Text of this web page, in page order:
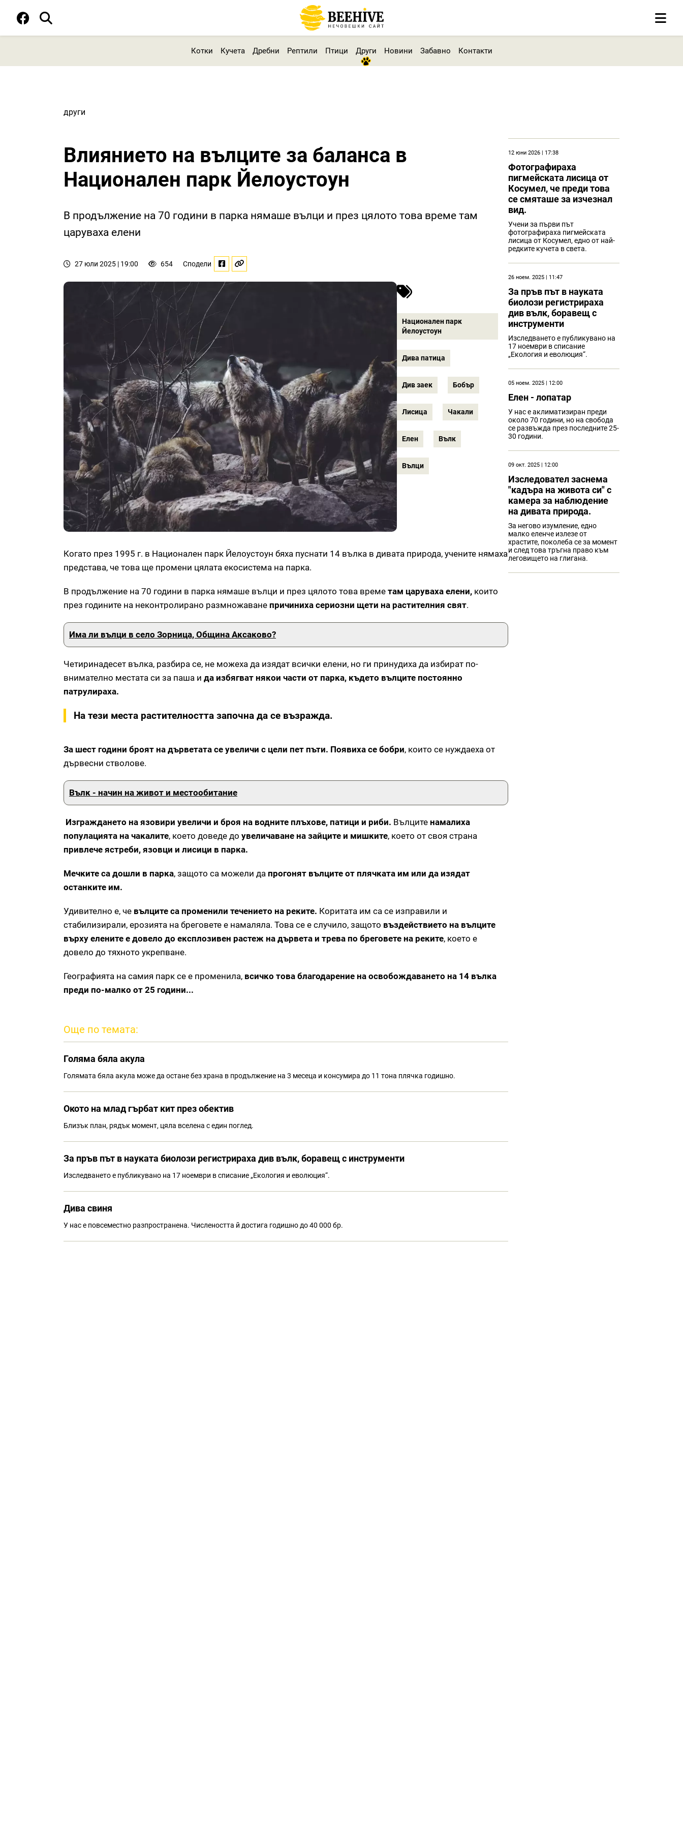
Котки Кучета Дребни Рептили Птици Други Новини Забавно Контакти
други
Влиянието на вълците за баланса в
Национален парк Йелоустоун
В продължение на 70 години в парка нямаше вълци и през цялото това време там
царуваха елени
27 юли 2025 | 19:00 654 Сподели
Национален парк
Йелоустоун
Дива патица
Див заек Бобър
Лисица Чакали
Елен Вълк
Вълци
Когато през 1995 г. в Национален парк Йелоустоун бяха пуснати 14 вълка в дивата природа, учените нямаха
представа, че това ще промени цялата екосистема на парка.
В продължение на 70 години в парка нямаше вълци и през цялото това време там царуваха елени, които
през годините на неконтролирано размножаване причиниха сериозни щети на растителния свят.
Има ли вълци в село Зорница, Община Аксаково?
Четиринадесет вълка, разбира се, не можеха да изядат всички елени, но ги принудиха да избират по-
внимателно местата си за паша и да избягват някои части от парка, където вълците постоянно
патрулираха.
На тези места растителността започна да се възражда.
За шест години броят на дърветата се увеличи с цели пет пъти. Появиха се бобри, които се нуждаеха от
дървесни стволове.
Вълк - начин на живот и местообитание
Изграждането на язовири увеличи и броя на водните плъхове, патици и риби. Вълците намалиха
популацията на чакалите, което доведе до увеличаване на зайците и мишките, което от своя страна
привлече ястреби, язовци и лисици в парка.
Мечките са дошли в парка, защото са можели да прогонят вълците от плячката им или да изядат
останките им.
Удивително е, че вълците са променили течението на реките. Коритата им са се изправили и
стабилизирали, ерозията на бреговете е намаляла. Това се е случило, защото въздействието на вълците
върху елените е довело до експлозивен растеж на дървета и трева по бреговете на реките, което е
довело до тяхното укрепване.
Географията на самия парк се е променила, всичко това благодарение на освобождаването на 14 вълка
преди по-малко от 25 години...
Още по темата:
Голяма бяла акула
Голямата бяла акула може да остане без храна в продължение на 3 месеца и консумира до 11 тона плячка годишно.
Окото на млад гърбат кит през обектив
Близък план, рядък момент, цяла вселена с един поглед.
За пръв път в науката биолози регистрираха див вълк, боравещ с инструменти
Изследването е публикувано на 17 ноември в списание „Екология и еволюция“.
Дива свиня
У нас е повсеместно разпространена. Числеността й достига годишно до 40 000 бр.
12 юни 2026 | 17:38
Фотографираха
пигмейската лисица от
Косумел, че преди това
се смяташе за изчезнал
вид.
Учени за първи път
фотографираха пигмейската
лисица от Косумел, едно от най-
редките кучета в света.
26 ноем. 2025 | 11:47
За пръв път в науката
биолози регистрираха
див вълк, боравещ с
инструменти
Изследването е публикувано на
17 ноември в списание
„Екология и еволюция“.
05 ноем. 2025 | 12:00
Eлен - лопатар
У нас е аклиматизиран преди
около 70 години, но на свобода
се развъжда през последните 25-
30 години.
09 окт. 2025 | 12:00
Изследовател заснема
"кадъра на живота си" с
камера за наблюдение
на дивата природа.
За негово изумление, едно
малко еленче излезе от
храстите, поколеба се за момент
и след това тръгна право към
леговището на глигана.